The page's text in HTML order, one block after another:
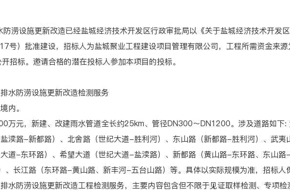
设施更新改造已经盐城经济技术开发区行政审批局以《关于盐城经济技术开发
号）批准建设，招标人为盐城聚业工程建设项目管理有限公司，工程所需资金来
招标。邀请合格的潜在投标人参加本项目的投标。
防涝设施更新改造检测服务
内。
元，新建、改建雨水管道全长约25km、管径DN300～DN1200。涉及道路如下:
渎路-新都路）、北舍路（世纪大道-胜利河）、东山路（新都路-胜利河）、武
道-东环路）、希望大道（世纪大道-盐渎路）、新都路（黄山路-东环路、东山路
长江路（东环路-黄山路、新丰河-五台山路）等。具体以实际规模为准，招标人
防涝设施更新改造工程检测服务，主要内容包含但不限于见证取样检测、专项检